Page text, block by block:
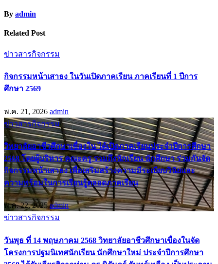
By admin
Related Post
ข่าวสารกิจกรรม
กิจกรรมหน้าเสาธง ในวันเปิดภาคเรียน ภาคเรียนที่ 1 ปีการ
ศึกษา 2569
พ.ค. 21, 2026 admin
ข่าวสารกิจกรรม
วิทยาลัยอาชีวศึกษาเขื่องใน ได้เปิดภาคเรียนประจำปีการศึกษา
2568 โดยผู้บริหาร คณะครู รวมถึงนักเรียน นักศึกษา ร่วมกันจัด
กิจกรรมหน้าเสาธง เพื่อเสริมสร้างความมีระเบียบวินัยและ
ความพร้อมในการเรียนรู้ตลอดภาคเรียน
พ.ค. 22, 2025admin
ข่าวสารกิจกรรม
วันพุธ ที่ 14 พฤษภาคม 2568 วิทยาลัยอาชีวศึกษาเขื่องในจัด
โครงการปฐมนิเทศนักเรียน นักศึกษาใหม่ ประจำปีการศึกษา